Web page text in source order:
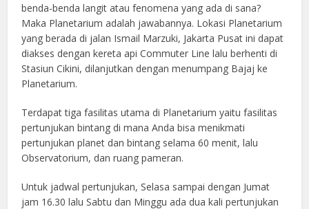
benda-benda langit atau fenomena yang ada di sana?
Maka Planetarium adalah jawabannya. Lokasi Planetarium
yang berada di jalan Ismail Marzuki, Jakarta Pusat ini dapat
diakses dengan kereta api Commuter Line lalu berhenti di
Stasiun Cikini, dilanjutkan dengan menumpang Bajaj ke
Planetarium.
Terdapat tiga fasilitas utama di Planetarium yaitu fasilitas
pertunjukan bintang di mana Anda bisa menikmati
pertunjukan planet dan bintang selama 60 menit, lalu
Observatorium, dan ruang pameran.
Untuk jadwal pertunjukan, Selasa sampai dengan Jumat
jam 16.30 lalu Sabtu dan Minggu ada dua kali pertunjukan